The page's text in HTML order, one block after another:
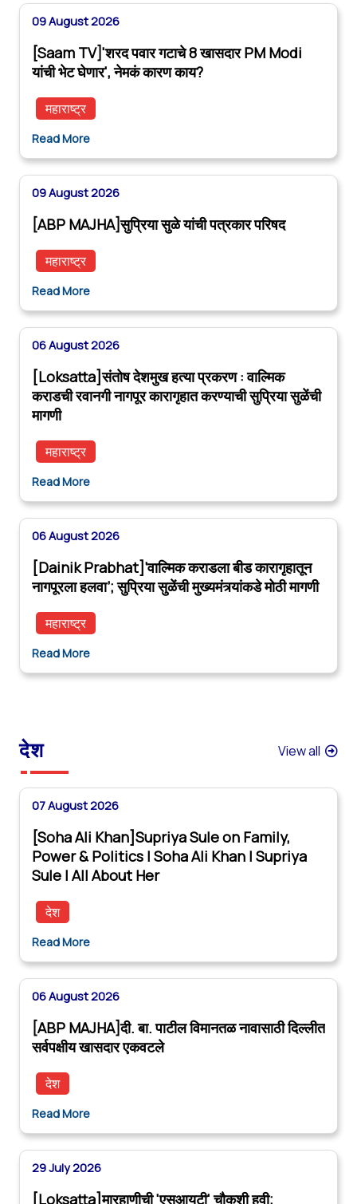
09 August 2026
[Saam TV]'शरद पवार गटाचे 8 खासदार PM Modi
यांची भेट घेणार', नेमकं कारण काय?
महाराष्ट्र
Read More
09 August 2026
[ABP MAJHA]सुप्रिया सुळे यांची पत्रकार परिषद
महाराष्ट्र
Read More
06 August 2026
[Loksatta]संतोष देशमुख हत्या प्रकरण : वाल्मिक
कराडची रवानगी नागपूर कारागृहात करण्याची सुप्रिया सुळेंची
मागणी
महाराष्ट्र
Read More
06 August 2026
[Dainik Prabhat]‘वाल्मिक कराडला बीड कारागृहातून
नागपूरला हलवा’; सुप्रिया सुळेंची मुख्यमंत्र्यांकडे मोठी मागणी
महाराष्ट्र
Read More
देश View all
07 August 2026
[Soha Ali Khan]Supriya Sule on Family,
Power & Politics | Soha Ali Khan | Supriya
Sule | All About Her
देश
Read More
06 August 2026
[ABP MAJHA]दी. बा. पाटील विमानतळ नावासाठी दिल्लीत
सर्वपक्षीय खासदार एकवटले
देश
Read More
29 July 2026
[Loksatta]मारहाणीची 'एसआयटी' चौकशी हवी;